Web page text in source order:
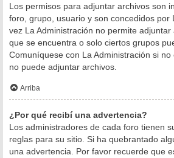
Los permisos para adjuntar archivos son
foro, grupo, usuario y son concedidos por
vez La Administración no permite
que se encuentra o solo ciertos grupos
Comuníquese con La Administración si
no puede adjuntar archivos.
Arriba
¿Por qué recibí una advertencia?
Los administradores de cada foro tienen
reglas para su sitio. Si ha quebrantado
una advertencia. Por favor recuerde que